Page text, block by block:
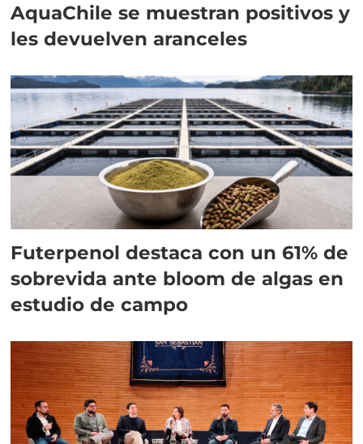
AquaChile se muestran positivos y
les devuelven aranceles
Futerpenol destaca con un 61% de
sobrevida ante bloom de algas en
estudio de campo